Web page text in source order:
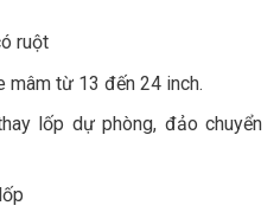
ruột
mâm từ 13 đến 24 inch.
lốp dự phòng, đảo chuyển